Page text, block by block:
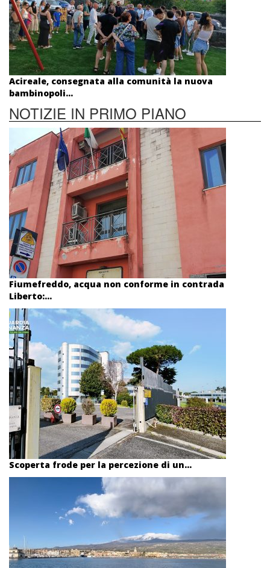
Acireale, consegnata alla comunità la nuova
bambinopoli...
NOTIZIE IN PRIMO PIANO
Fiumefreddo, acqua non conforme in contrada
Liberto:...
Scoperta frode per la percezione di un...